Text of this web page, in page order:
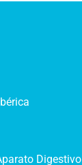
Digestivo